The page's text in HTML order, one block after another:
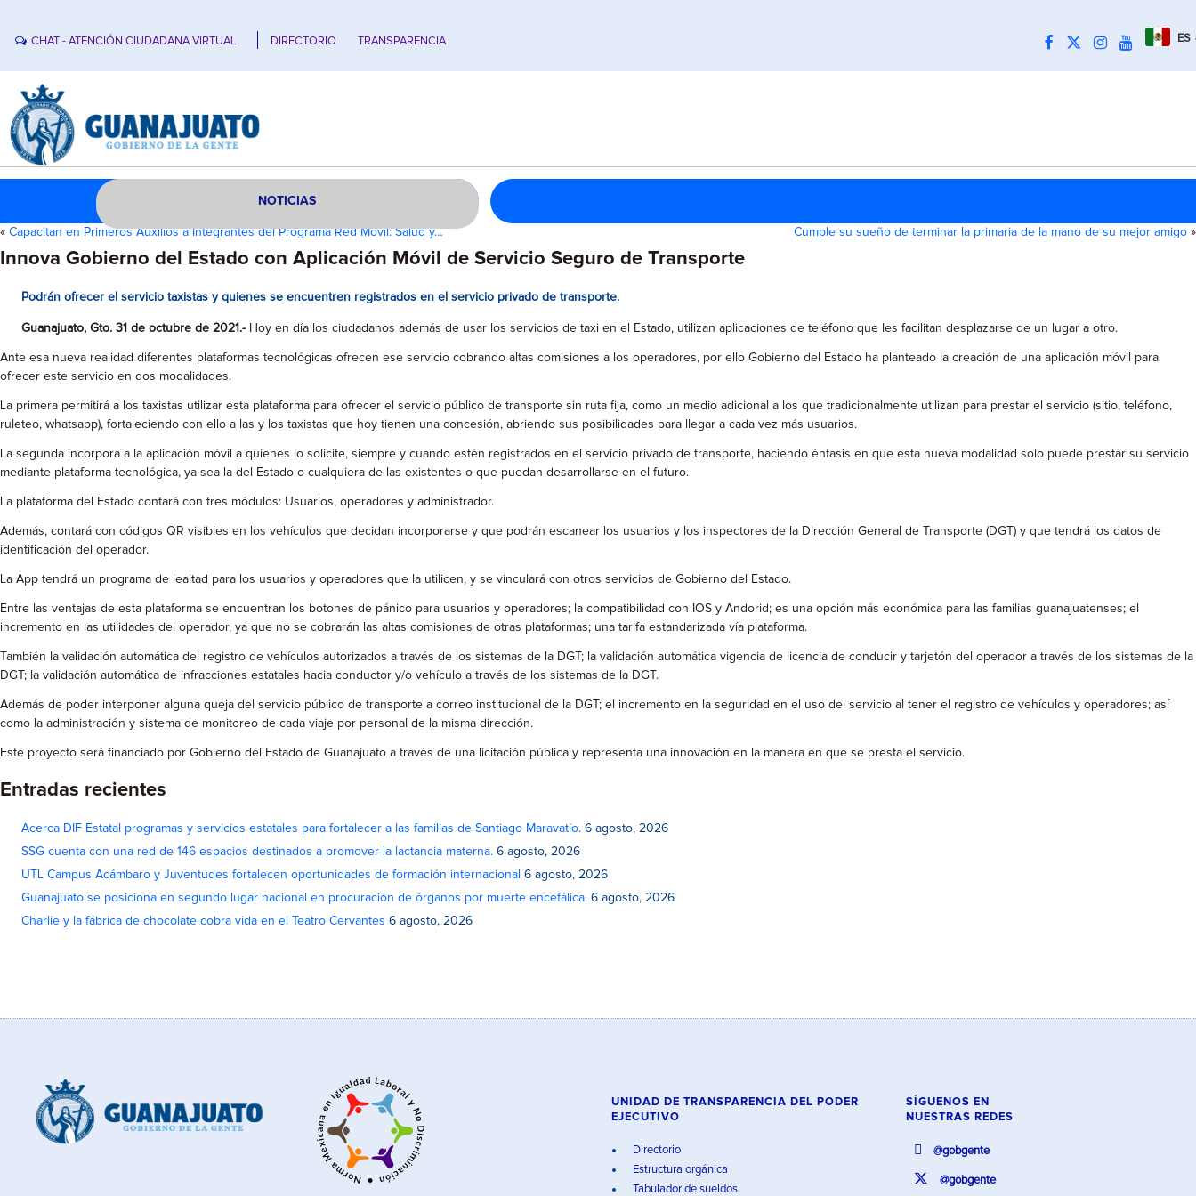
CHAT - ATENCIÓN CIUDADANA VIRTUAL DIRECTORIO TRANSPARENCIA ES
NOTICIAS
« Capacitan en Primeros Auxilios a Integrantes del Programa Red Móvil: Salud y… Cumple su sueño de terminar la primaria de la mano de su mejor amigo »
Innova Gobierno del Estado con Aplicación Móvil de Servicio Seguro de Transporte
Podrán ofrecer el servicio taxistas y quienes se encuentren registrados en el servicio privado de transporte.
Guanajuato, Gto. 31 de octubre de 2021.-Hoy en día los ciudadanos además de usar los servicios de taxi en el Estado, utilizan aplicaciones de teléfono que les facilitan desplazarse de un lugar a otro.
Ante esa nueva realidad diferentes plataformas tecnológicas ofrecen ese servicio cobrando altas comisiones a los operadores, por ello Gobierno del Estado ha planteado la creación de una aplicación móvil para
ofrecer este servicio en dos modalidades.
La primera permitirá a los taxistas utilizar esta plataforma para ofrecer el servicio público de transporte sin ruta fija, como un medio adicional a los que tradicionalmente utilizan para prestar el servicio (sitio, teléfono,
ruleteo, whatsapp), fortaleciendo con ello a las y los taxistas que hoy tienen una concesión, abriendo sus posibilidades para llegar a cada vez más usuarios.
La segunda incorpora a la aplicación móvil a quienes lo solicite, siempre y cuando estén registrados en el servicio privado de transporte, haciendo énfasis en que esta nueva modalidad solo puede prestar su servicio
mediante plataforma tecnológica, ya sea la del Estado o cualquiera de las existentes o que puedan desarrollarse en el futuro.
La plataforma del Estado contará con tres módulos: Usuarios, operadores y administrador.
Además, contará con códigos QR visibles en los vehículos que decidan incorporarse y que podrán escanear los usuarios y los inspectores de la Dirección General de Transporte (DGT) y que tendrá los datos de
identificación del operador.
La App tendrá un programa de lealtad para los usuarios y operadores que la utilicen, y se vinculará con otros servicios de Gobierno del Estado.
Entre las ventajas de esta plataforma se encuentran los botones de pánico para usuarios y operadores; la compatibilidad con IOS y Andorid; es una opción más económica para las familias guanajuatenses; el
incremento en las utilidades del operador, ya que no se cobrarán las altas comisiones de otras plataformas; una tarifa estandarizada vía plataforma.
También la validación automática del registro de vehículos autorizados a través de los sistemas de la DGT; la validación automática vigencia de licencia de conducir y tarjetón del operador a través de los sistemas de la
DGT; la validación automática de infracciones estatales hacia conductor y/o vehículo a través de los sistemas de la DGT.
Además de poder interponer alguna queja del servicio público de transporte a correo institucional de la DGT; el incremento en la seguridad en el uso del servicio al tener el registro de vehículos y operadores; así
como la administración y sistema de monitoreo de cada viaje por personal de la misma dirección.
Este proyecto será financiado por Gobierno del Estado de Guanajuato a través de una licitación pública y representa una innovación en la manera en que se presta el servicio.
Entradas recientes
Acerca DIF Estatal programas y servicios estatales para fortalecer a las familias de Santiago Maravatío. 6 agosto, 2026
SSG cuenta con una red de 146 espacios destinados a promover la lactancia materna. 6 agosto, 2026
UTL Campus Acámbaro y Juventudes fortalecen oportunidades de formación internacional 6 agosto, 2026
Guanajuato se posiciona en segundo lugar nacional en procuración de órganos por muerte encefálica. 6 agosto, 2026
Charlie y la fábrica de chocolate cobra vida en el Teatro Cervantes 6 agosto, 2026
UNIDAD DE TRANSPARENCIA DEL PODER
EJECUTIVO
Directorio
Estructura orgánica
Tabulador de sueldos
SÍGUENOS EN
NUESTRAS REDES
@gobgente
@gobgente